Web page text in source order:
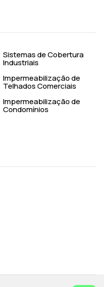
Sistemas de Cobertura
Industriais
Impermeabilização de
Telhados Comerciais
Impermeabilização de
Condomínios